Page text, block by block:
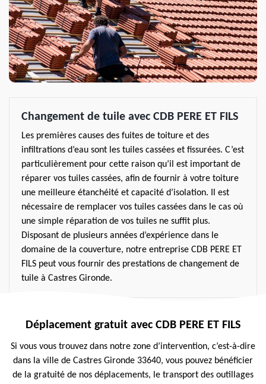
Changement de tuile avec CDB PERE ET FILS
Les premières causes des fuites de toiture et des
infiltrations d’eau sont les tuiles cassées et fissurées. C’est
particulièrement pour cette raison qu’il est important de
réparer vos tuiles cassées, afin de fournir à votre toiture
une meilleure étanchéité et capacité d’isolation. Il est
nécessaire de remplacer vos tuiles cassées dans le cas où
une simple réparation de vos tuiles ne suffit plus.
Disposant de plusieurs années d’expérience dans le
domaine de la couverture, notre entreprise CDB PERE ET
FILS peut vous fournir des prestations de changement de
tuile à Castres Gironde.
Déplacement gratuit avec CDB PERE ET FILS
Si vous vous trouvez dans notre zone d’intervention, c’est-à-dire
dans la ville de Castres Gironde 33640, vous pouvez bénéficier
de la gratuité de nos déplacements, le transport des outillages